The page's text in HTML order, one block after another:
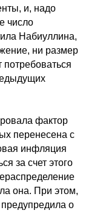
и, надо
число
Набиуллина,
ни размер
фактор
перенесена с
инфляция
за счет этого
она. При этом,
о